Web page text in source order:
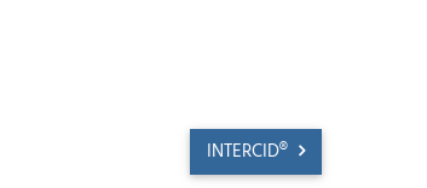
INTERCID®